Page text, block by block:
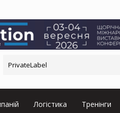
Логістика Тренінги